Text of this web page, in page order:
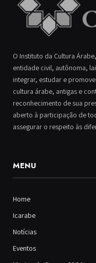
O Instituto da Cultura
entidade civil, autônoma,
integrar, estudar e
cultura árabe, antigas e
reconhecimento de sua
aberto à participação de
assegurar o respeito às
MENU
Home
Icarabe
Notícias
Eventos